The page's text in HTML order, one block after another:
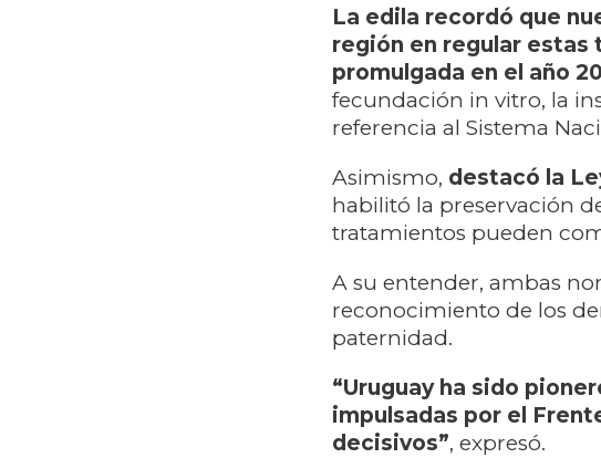
La edila recordó que
región en regular estas
promulgada en el año
fecundación in vitro, la
referencia al Sistema
Asimismo, destacó la
habilitó la preservación
tratamientos pueden
A su entender, ambas
reconocimiento de los
paternidad.
“Uruguay ha sido
impulsadas por el
decisivos”, expresó.